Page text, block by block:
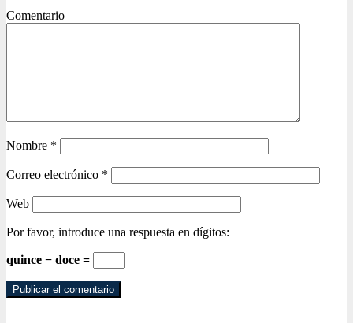
Comentario
Nombre *
Correo electrónico *
Web
Por favor, introduce una respuesta en dígitos:
quince − doce =